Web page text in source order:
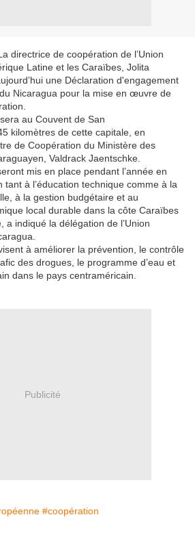
directrice de coopération de l’Union
Latine et les Caraïbes, Jolita
une Déclaration d'engagement
Nicaragua pour la mise en œuvre de
au Couvent de San
kilomètres de cette capitale, en
de Coopération du Ministère des
Valdrack Jaentschke.
mis en place pendant l’année en
à l’éducation technique comme à la
à la gestion budgétaire et au
local durable dans la côte Caraïbes
a indiqué la délégation de l’Union
à améliorer la prévention, le contrôle
des drogues, le programme d’eau et
dans le pays centraméricain.
Publicité
#coopération